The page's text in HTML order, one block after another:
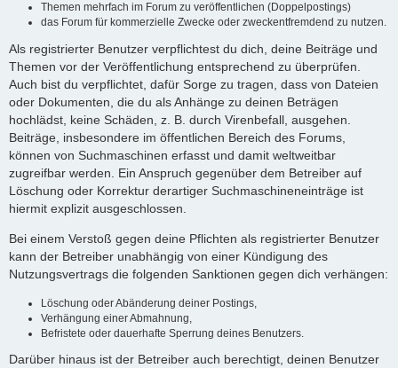
Themen mehrfach im Forum zu veröffentlichen (Doppelpostings)
das Forum für kommerzielle Zwecke oder zweckentfremdend zu nutzen.
Als registrierter Benutzer verpflichtest du dich, deine Beiträge und
Themen vor der Veröffentlichung entsprechend zu überprüfen.
Auch bist du verpflichtet, dafür Sorge zu tragen, dass von Dateien
oder Dokumenten, die du als Anhänge zu deinen Beträgen
hochlädst, keine Schäden, z. B. durch Virenbefall, ausgehen.
Beiträge, insbesondere im öffentlichen Bereich des Forums,
können von Suchmaschinen erfasst und damit weltweitbar
zugreifbar werden. Ein Anspruch gegenüber dem Betreiber auf
Löschung oder Korrektur derartiger Suchmaschineneinträge ist
hiermit explizit ausgeschlossen.
Bei einem Verstoß gegen deine Pflichten als registrierter Benutzer
kann der Betreiber unabhängig von einer Kündigung des
Nutzungsvertrags die folgenden Sanktionen gegen dich verhängen:
Löschung oder Abänderung deiner Postings,
Verhängung einer Abmahnung,
Befristete oder dauerhafte Sperrung deines Benutzers.
Darüber hinaus ist der Betreiber auch berechtigt, deinen Benutzer